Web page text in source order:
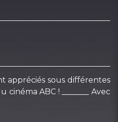
appréciés sous différentes
ABC ! _______ Avec